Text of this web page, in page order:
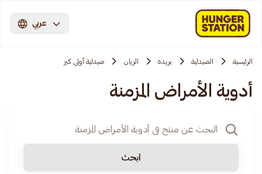
عربي
الرئيسية الصيدلية بريدة الريان صيدلية أولى كير
أدوية الأمراض المزمنة
ابحث